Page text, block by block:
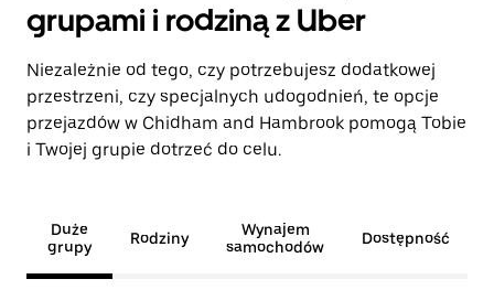
grupami i rodziną z Uber
Niezależnie od tego, czy potrzebujesz dodatkowej
przestrzeni, czy specjalnych udogodnień, te opcje
przejazdów w Chidham and Hambrook pomogą Tobie
i Twojej grupie dotrzeć do celu.
Duże
grupy
Rodziny
Wynajem
samochodów
Dostępność